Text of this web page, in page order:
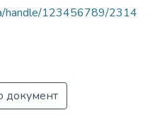
handle/123456789/2314
документ